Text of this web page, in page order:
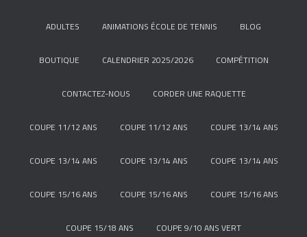
ADULTES ANIMATIONS ÉCOLE DE TENNIS BLOG
BOUTIQUE CALENDRIER 2025/2026 COMPÉTITION
CONTACTEZ-NOUS CORDER UNE RAQUETTE
COUPE 11/12 ANS COUPE 11/12 ANS COUPE 13/14 ANS
COUPE 13/14 ANS COUPE 13/14 ANS COUPE 13/14 ANS
COUPE 15/16 ANS COUPE 15/16 ANS COUPE 15/16 ANS
COUPE 15/18 ANS COUPE 9/10 ANS VERT